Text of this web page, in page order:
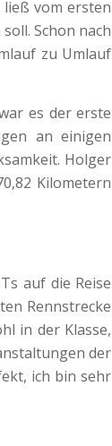
ließ vom ersten
Schon nach
zu Umlauf
es der erste
an einigen
Holger
Kilometern
auf die Reise
Rennstrecke
in der Klasse,
der
ich bin sehr